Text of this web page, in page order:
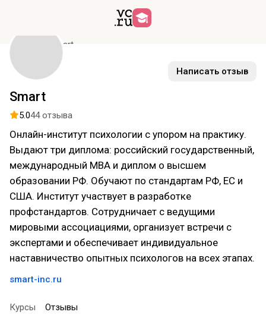
Курсы Smart
Написать отзыв
Smart
5.044 отзыва
Онлайн-институт психологии с упором на практику.
Выдают три диплома: российский государственный,
международный MBA и диплом о высшем
образовании РФ. Обучают по стандартам РФ, ЕС и
США. Институт участвует в разработке
профстандартов. Сотрудничает с ведущими
мировыми ассоциациями, организует встречи с
экспертами и обеспечивает индивидуальное
наставничество опытных психологов на всех этапах.
smart-inc.ru
Курсы Отзывы